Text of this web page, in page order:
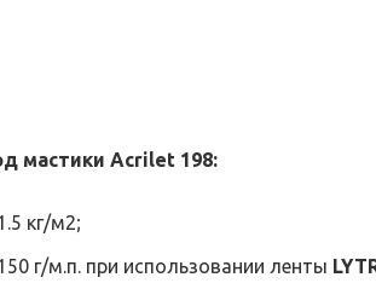
мастики Acrilet 198:
кг/м2;
г/м.п. при использовании ленты